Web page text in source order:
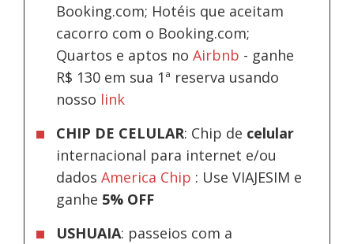
Booking.com; Hotéis que aceitam
cacorro com o Booking.com;
Quartos e aptos noAirbnb - ganhe
R$ 130 em sua 1ª reserva usando
nosso link
CHIP DE CELULAR: Chip de celular
internacional para internet e/ou
dadosAmerica Chip : Use VIAJESIM e
ganhe 5% OFF
USHUAIA: passeios com a